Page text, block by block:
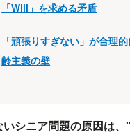
「Will」を求める矛盾
「頑張りすぎない」が合理
齢主義の壁
いシニア問題の原因は